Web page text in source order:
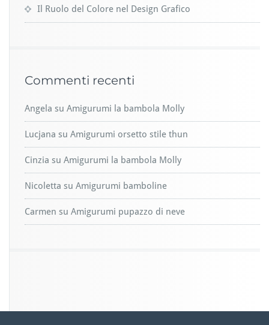
Il Ruolo del Colore nel Design Grafico
Commenti recenti
Angela su Amigurumi la bambola Molly
Lucjana su Amigurumi orsetto stile thun
Cinzia su Amigurumi la bambola Molly
Nicoletta su Amigurumi bamboline
Carmen su Amigurumi pupazzo di neve